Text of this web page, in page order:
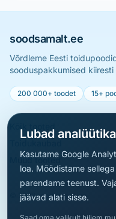
soodsamalt.ee
Võrdleme Eesti
sooduspakkumised
200 000+ toodet 15+
Muud tooted
© 2026 soodsamalt.ee
Lubad
Kasutame Google
loa. Mõõdistame
parendame teenust.
jäävad alati sisse.